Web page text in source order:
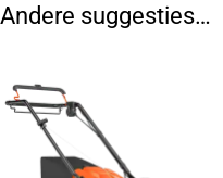
Andere suggesties…